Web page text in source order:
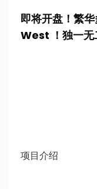
即将开盘！繁
West ！独一无
项目介绍